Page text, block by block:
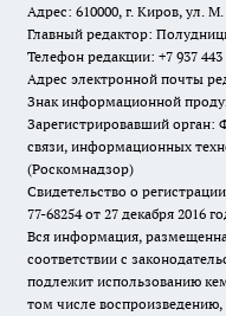
Адрес: 610000, г. Киров, ул.
Главный редактор:
Телефон редакции: +7 937 443
Адрес электронной почты
Знак информационной
Зарегистрировавший орган:
связи, информационных
(Роскомнадзор)
Свидетельство о
77-68254 от 27 декабря 2016
Вся информация,
соответствии с
подлежит использованию
том числе